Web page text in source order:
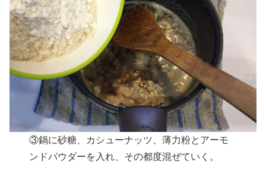
③鍋に砂糖、カシューナッツ、薄力粉とアーモ
ンドパウダーを入れ、その都度混ぜていく。